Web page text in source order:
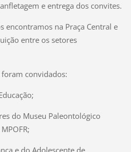
e entrega dos convites.
encontramos na Praça Central e
entre os setores
convidados:
do Museu Paleontológico